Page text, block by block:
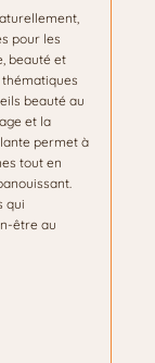
pour les
beauté et
beauté au
et la
permet à
tout en
qui
être au